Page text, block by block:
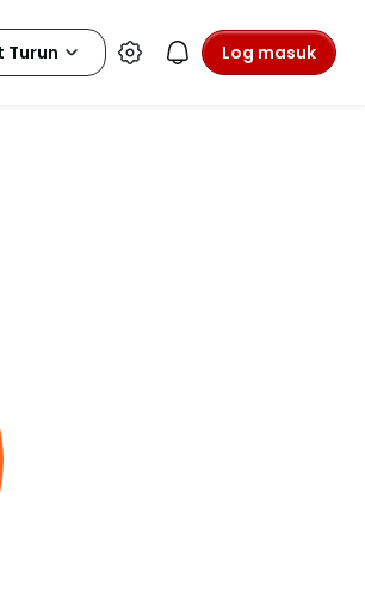
Log masuk